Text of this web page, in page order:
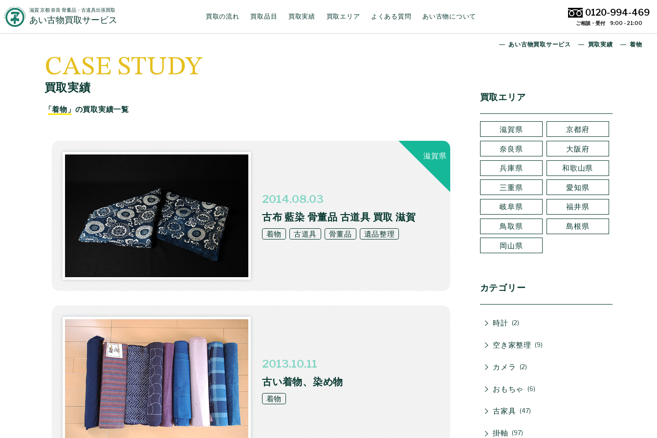
滋賀 京都 奈良 骨董品・古道具出張買取
あい古物買取サービス 買取の流れ 買取品目 買取実績 買取エリア よくある質問 あい古物について 0120-994-469
ご相談・受付 9:00 - 21:00
あい古物買取サービス 買取実績 着物
CASE STUDY
買取実績
「着物」 の買取実績一覧
2014.08.03
古布 藍染 骨董品 古道具 買取 滋賀
着物 古道具 骨董品 遺品整理
滋賀県
2013.10.11
古い着物、染め物
着物
買取エリア
滋賀県 京都府
奈良県 大阪府
兵庫県 和歌山県
三重県 愛知県
岐阜県 福井県
鳥取県 島根県
岡山県
カテゴリー
時計 2
空き家整理 9
カメラ 2
おもちゃ 6
古家具 47
掛軸 97